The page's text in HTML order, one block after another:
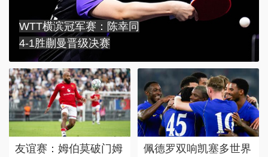
WTT横滨冠军赛：陈幸同
4-1胜蒯曼晋级决赛
友谊赛：姆伯莫破门姆
佩德罗双响凯塞多世界